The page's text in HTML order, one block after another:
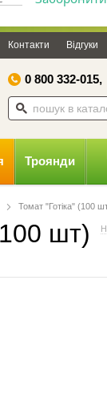
вам
Заборонити
Контакти Відгуки
0 800 332-015,
Троянди
Томат "Готіка" (100
шт)